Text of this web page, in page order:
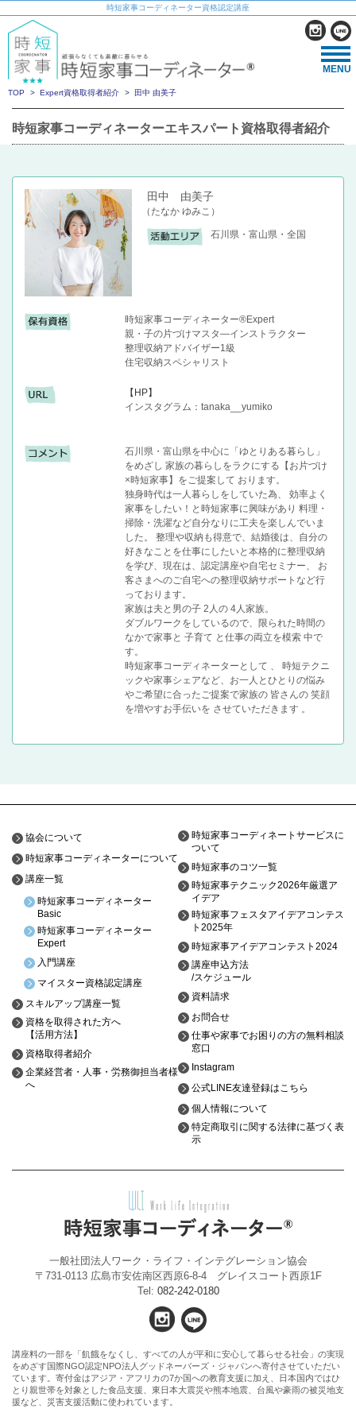
時短家事コーディネーター資格認定講座
MENU
TOP Expert資格取得者紹介 田中 由美子
時短家事コーディネーターエキスパート資格取得者紹介
田中 由美子
（たなか ゆみこ）
石川県・富山県・全国
時短家事コーディネーター®Expert
親・子の片づけマスタ―インストラクター
整理収納アドバイザー1級
住宅収納スペシャリスト
【HP】
インスタグラム：tanaka__yumiko
石川県・富山県を中心に「ゆとりある暮らし」
をめざし 家族の暮らしをラクにする【お片づけ
×時短家事】をご提案して おります。
独身時代は一人暮らしをしていた為、 効率よく
家事をしたい！と時短家事に興味があり 料理・
掃除・洗濯など自分なりに工夫を楽しんでいま
した。 整理や収納も得意で、結婚後は、自分の
好きなことを仕事にしたいと本格的に整理収納
を学び、現在は、認定講座や自宅セミナー、 お
客さまへのご自宅への整理収納サポートなど行
っております。
家族は夫と男の子 2人の 4人家族。
ダブルワークをしているので、限られた時間の
なかで家事と 子育て と仕事の両立を模索 中で
す。
時短家事コーディネーターとして 、 時短テクニ
ックや家事シェアなど、お一人とひとりの悩み
やご希望に合ったご提案で家族の 皆さんの 笑顔
を増やすお手伝いを させていただきます 。
協会について
時短家事コーディネーターについて
講座一覧
時短家事コーディネーター
Basic
時短家事コーディネーター
Expert
入門講座
マイスター資格認定講座
スキルアップ講座一覧
資格を取得された方へ
【活用方法】
資格取得者紹介
企業経営者・人事・労務御担当者様
へ
時短家事コーディネートサービスに
ついて
時短家事のコツ一覧
時短家事テクニック2026年厳選ア
イデア
時短家事フェスタアイデアコンテス
ト2025年
時短家事アイデアコンテスト2024
講座申込方法
/スケジュール
資料請求
お問合せ
仕事や家事でお困りの方の無料相談
窓口
Instagram
公式LINE友達登録はこちら
個人情報について
特定商取引に関する法律に基づく表
示
一般社団法人ワーク・ライフ・インテグレーション協会
〒731-0113 広島市安佐南区西原6-8-4 グレイスコート西原1F
Tel: 082-242-0180
講座料の一部を「飢餓をなくし、すべての人が平和に安心して暮らせる社会」の実現
をめざす国際NGO認定NPO法人グッドネーバーズ・ジャパンへ寄付させていただい
ています。寄付金はアジア・アフリカの7か国への教育支援に加え、日本国内ではひ
とり親世帯を対象とした食品支援、東日本大震災や熊本地震、台風や豪雨の被災地支
援など、災害支援活動に使われています。